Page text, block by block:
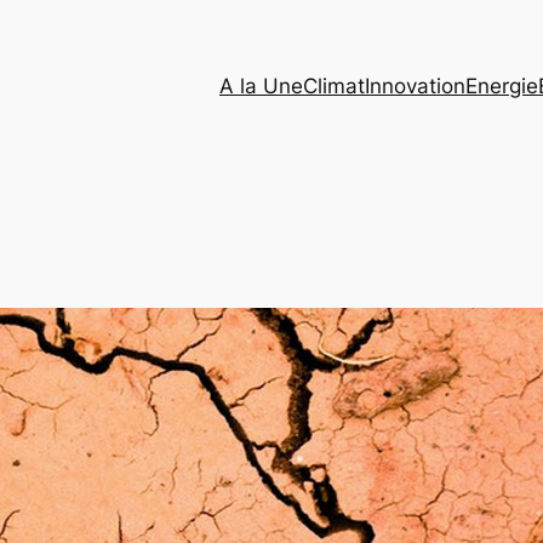
A la UneClimatInnovationEnergie